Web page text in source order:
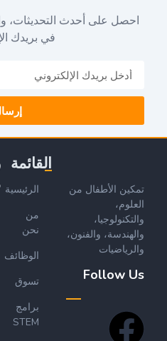
احصل على أحدث
في بريدك
تمكين الأطفال من
العلوم،
والتكنولوجيا،
والهندسة، والفنون،
والرياضيات
Follow Us
القائمة
الرئيسية
من
نحن
الوظائف
تسوق
برامج
STEM